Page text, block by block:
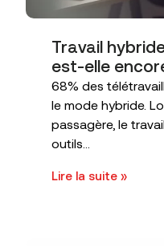
Travail
est-elle
68% des
le mode hybride.
passagère, le
outils...
Lire la suite »